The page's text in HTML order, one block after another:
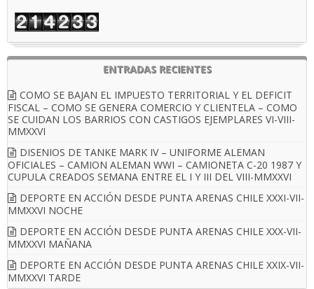
ENTRADAS RECIENTES
COMO SE BAJAN EL IMPUESTO TERRITORIAL Y EL DEFICIT
FISCAL – COMO SE GENERA COMERCIO Y CLIENTELA – COMO
SE CUIDAN LOS BARRIOS CON CASTIGOS EJEMPLARES VI-VIII-
MMXXVI
DISENIOS DE TANKE MARK IV – UNIFORME ALEMAN
OFICIALES – CAMION ALEMAN WWI – CAMIONETA C-20 1987 Y
CUPULA CREADOS SEMANA ENTRE EL I Y III DEL VIII-MMXXVI
DEPORTE EN ACCIÓN DESDE PUNTA ARENAS CHILE XXXI-VII-
MMXXVI NOCHE
DEPORTE EN ACCIÓN DESDE PUNTA ARENAS CHILE XXX-VII-
MMXXVI MAÑANA
DEPORTE EN ACCIÓN DESDE PUNTA ARENAS CHILE XXIX-VII-
MMXXVI TARDE